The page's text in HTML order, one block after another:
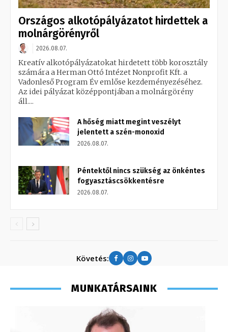
Országos alkotópályázatot hirdettek a
molnárgörényről
2026.08.07.
Kreatív alkotópályázatokat hirdetett több korosztály
számára a Herman Ottó Intézet Nonprofit Kft. a
Vadonleső Program Év emlőse kezdeményezéséhez.
Az idei pályázat középpontjában a molnárgörény
áll....
A hőség miatt megint veszélyt
jelentett a szén-monoxid
2026.08.07.
Péntektől nincs szükség az önkéntes
fogyasztáscsökkentésre
2026.08.07.
Követés:
MUNKATÁRSAINK